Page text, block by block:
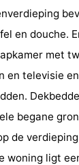
en douche.
met
en televisie
begane
de
woning ligt